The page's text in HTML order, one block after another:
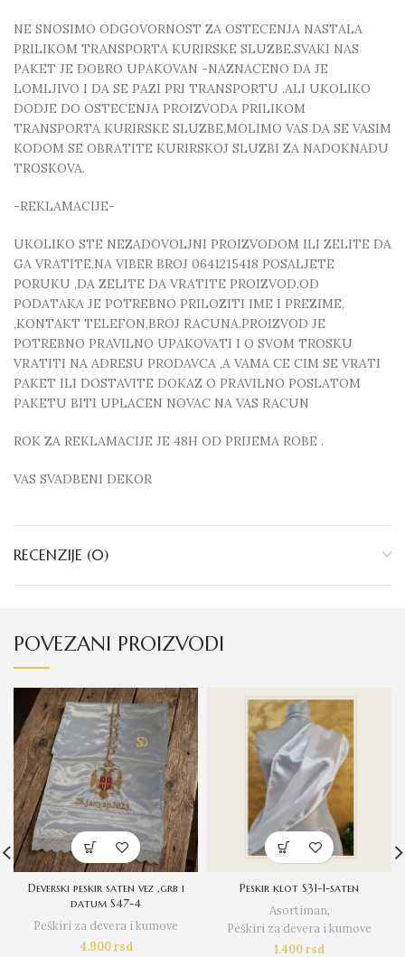
NE SNOSIMO ODGOVORNOST ZA OSTECENJA NASTALA
PRILIKOM TRANSPORTA KURIRSKE SLUZBE.SVAKI NAS
PAKET JE DOBRO UPAKOVAN -NAZNACENO DA JE
LOMLJIVO I DA SE PAZI PRI TRANSPORTU .ALI UKOLIKO
DODJE DO OSTECENJA PROIZVODA PRILIKOM
TRANSPORTA KURIRSKE SLUZBE,MOLIMO VAS DA SE VASIM
KODOM SE OBRATITE KURIRSKOJ SLUZBI ZA NADOKNADU
TROSKOVA.
-REKLAMACIJE-
UKOLIKO STE NEZADOVOLJNI PROIZVODOM ILI ZELITE DA
GA VRATITE,NA VIBER BROJ 0641215418 POSALJETE
PORUKU ,DA ZELITE DA VRATITE PROIZVOD.OD
PODATAKA JE POTREBNO PRILOZITI IME I PREZIME,
,KONTAKT TELEFON,BROJ RACUNA.PROIZVOD JE
POTREBNO PRAVILNO UPAKOVATI I O SVOM TROSKU
VRATITI NA ADRESU PRODAVCA ,A VAMA CE CIM SE VRATI
PAKET ILI DOSTAVITE DOKAZ O PRAVILNO POSLATOM
PAKETU BITI UPLACEN NOVAC NA VAS RACUN
ROK ZA REKLAMACIJE JE 48H OD PRIJEMA ROBE .
VAS SVADBENI DEKOR
RECENZIJE (0)
POVEZANI PROIZVODI
Deverski peskir saten vez ,grb i
datum S47-4
Peškiri za devera i kumove
4.900rsd
Peskir klot S31-1-saten
Asortiman,
Peškiri za devera i kumove
1.400rsd